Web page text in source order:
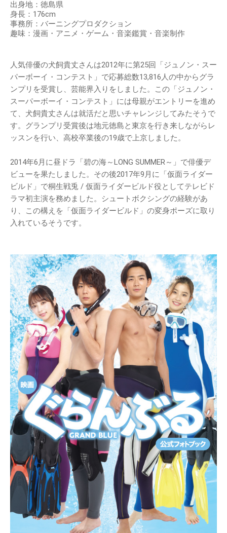
出身地：徳島県
身長：176cm
事務所：バーニングプロダクション
趣味：漫画・アニメ・ゲーム・音楽鑑賞・音楽制作
人気俳優の犬飼貴丈さんは2012年に第25回「ジュノン・スー
パーボーイ・コンテスト」で応募総数13,816人の中からグラ
ンプリを受賞し、芸能界入りをしました。この「ジュノン・
スーパーボーイ・コンテスト」には母親がエントリーを進め
て、犬飼貴丈さんは就活だと思いチャレンジしてみたそうで
す。グランプリ受賞後は地元徳島と東京を行き来しながらレ
ッスンを行い、高校卒業後の19歳で上京しました。
2014年6月に昼ドラ「碧の海～LONG SUMMER～」で俳優デ
ビューを果たしました。その後2017年9月に「仮面ライダー
ビルド」で桐生戦兎 / 仮面ライダービルド役としてテレビド
ラマ初主演を務めました。シュートボクシングの経験があ
り、この構えを「仮面ライダービルド」の変身ポーズに取り
入れているそうです。